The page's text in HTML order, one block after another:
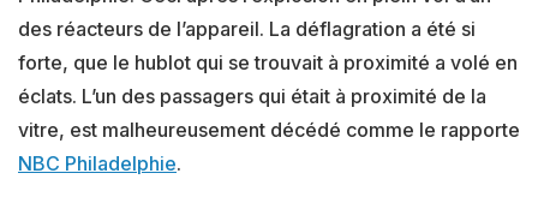
des réacteurs de l’appareil. La déflagration a été si
forte, que le hublot qui se trouvait à proximité a volé en
éclats. L’un des passagers qui était à proximité de la
vitre, est malheureusement décédé comme le rapporte
NBC Philadelphie.